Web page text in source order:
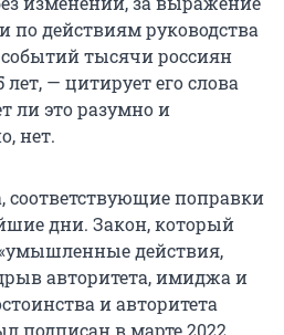
по действиям руководства
тысячи россиян
— цитирует его слова
ли это разумно и
нет.
соответствующие поправки
дни. Закон, который
действия,
авторитета, имиджа и
и авторитета
подписан в марте 2022